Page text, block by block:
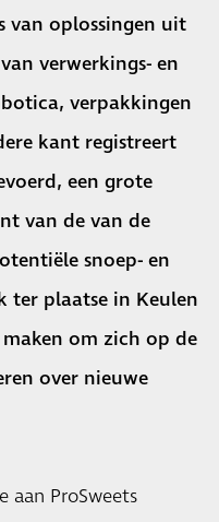
van oplossingen uit
verwerkings- en
verpakkingen
kant registreert
een grote
van de van de
snoep- en
ter plaatse in Keulen
om zich op de
over nieuwe
aan ProSweets